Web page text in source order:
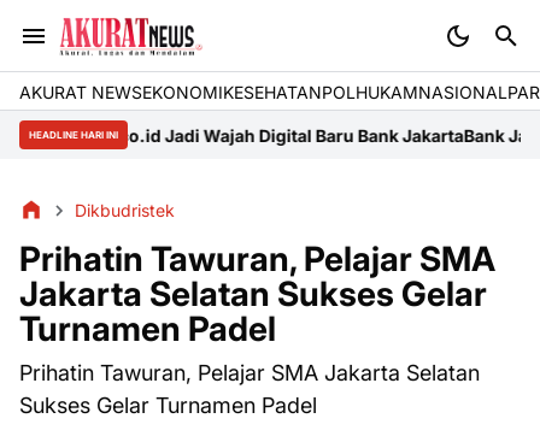
AKURAT NEWSEKONOMIKESEHATANPOLHUKAMNASIONAL
HEADLINE HARI INI
Jadi Wajah Digital Baru Bank JakartaBank Jakarta-
Dikbudristek
Prihatin Tawuran, Pelajar SMA
Jakarta Selatan Sukses Gelar
Turnamen Padel
Prihatin Tawuran, Pelajar SMA Jakarta Selatan
Sukses Gelar Turnamen Padel